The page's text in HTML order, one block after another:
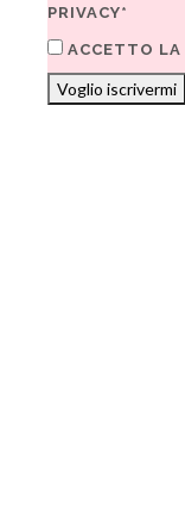
PRIVACY*
ACCETTO LA
Voglio iscrivermi